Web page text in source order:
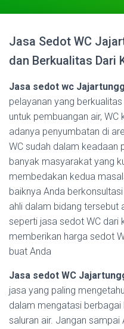
Jasa Sedot WC
dan Berkualitas Dari
Jasa sedot wc
pelayanan yang
untuk pembuangan air,
adanya penyumbatan di
WC sudah dalam keadaan
banyak masyarakat yang
membedakan kedua
baiknya Anda
ahli dalam bidang
seperti jasa sedot WC dari
memberikan harga sedot
buat Anda
Jasa sedot WC
jasa yang paling
dalam mengatasi berbagai
saluran air. Jangan sampai